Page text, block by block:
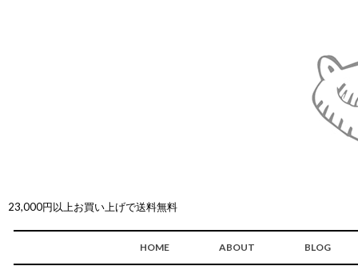
23,000円以上お買い上げで送料無料
HOME ABOUT BLOG